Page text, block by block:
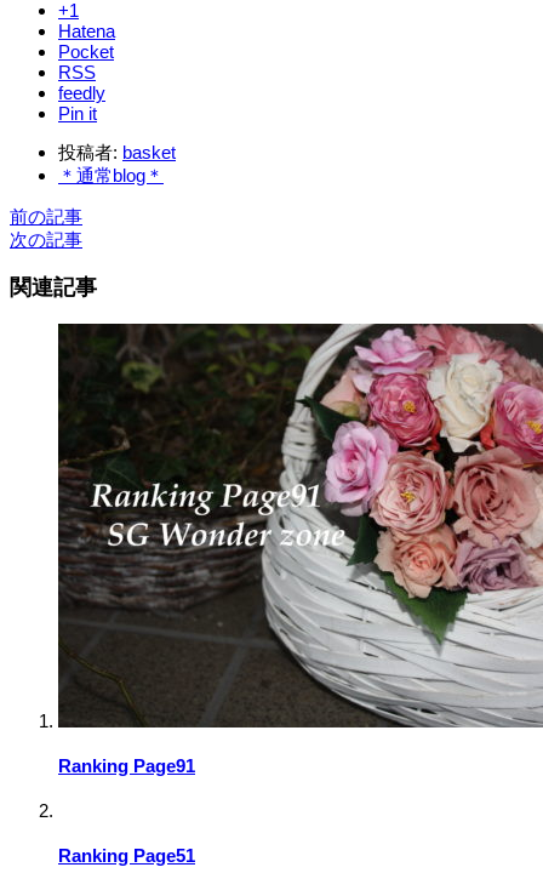
+1
Hatena
Pocket
RSS
feedly
Pin it
投稿者: basket
＊通常blog＊
前の記事
次の記事
関連記事
Ranking Page91
Ranking Page51